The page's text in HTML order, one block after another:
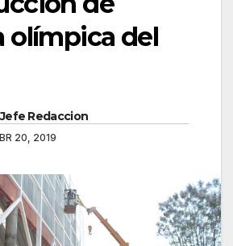
olímpica del
Jefe Redaccion
20, 2019